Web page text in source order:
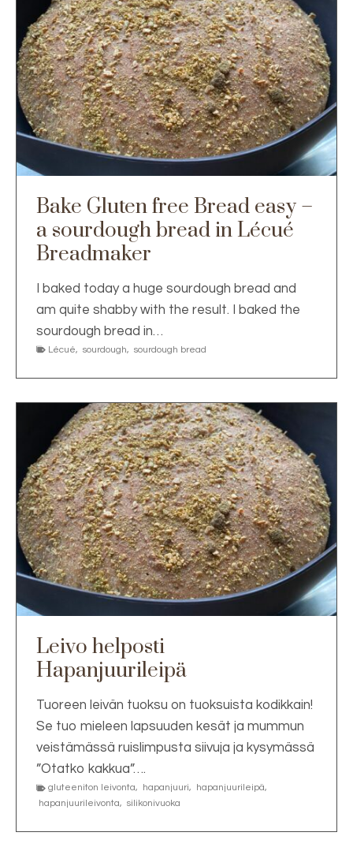
Bake Gluten free Bread easy –
a sourdough bread in Lécué
Breadmaker
I baked today a huge sourdough bread and
am quite shabby with the result. I baked the
sourdough bread in…
Lécué, sourdough, sourdough bread
Leivo helposti
Hapanjuurileipä
Tuoreen leivän tuoksu on tuoksuista kodikkain!
Se tuo mieleen lapsuuden kesät ja mummun
veistämässä ruislimpusta siivuja ja kysymässä
”Otatko kakkua”….
gluteeniton leivonta, hapanjuuri, hapanjuurileipä,
hapanjuurileivonta, silikonivuoka